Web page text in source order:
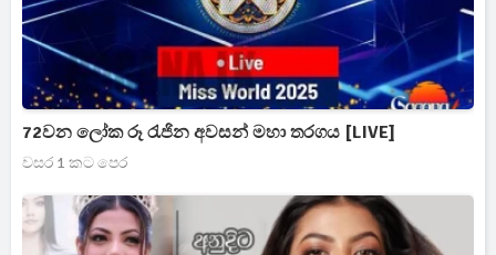
72වන ලෝක රූ රැජින අවසන් මහා තරගය [LIVE]
වසර 1 කට පෙර